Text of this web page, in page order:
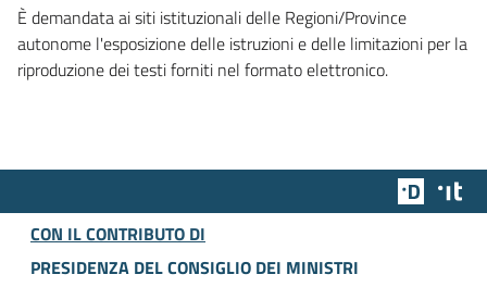
È demandata ai siti istituzionali delle Regioni/Province
autonome l'esposizione delle istruzioni e delle limitazioni per la
riproduzione dei testi forniti nel formato elettronico.
Team
CON IL CONTRIBUTO DI
PRESIDENZA DEL CONSIGLIO DEI MINISTRI